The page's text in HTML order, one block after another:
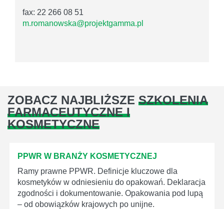
fax: 22 266 08 51
m.romanowska@projektgamma.pl
ZOBACZ NAJBLIŻSZE SZKOLENIA
FARMACEUTYCZNE I
KOSMETYCZNE
PPWR W BRANŻY KOSMETYCZNEJ
Ramy prawne PPWR. Definicje kluczowe dla
kosmetyków w odniesieniu do opakowań. Deklaracja
zgodności i dokumentowanie. Opakowania pod lupą
– od obowiązków krajowych po unijne.